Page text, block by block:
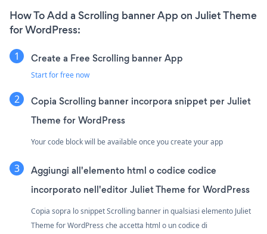
How To Add a Scrolling banner App on Juliet Theme
for WordPress:
Create a Free Scrolling banner App
Start for free now
Copia Scrolling banner incorpora snippet per Juliet
Theme for WordPress
Your code block will be available once you create your app
Aggiungi all'elemento html o codice codice
incorporato nell'editor Juliet Theme for WordPress
Copia sopra lo snippet Scrolling banner in qualsiasi elemento Juliet
Theme for WordPress che accetta html o un codice di